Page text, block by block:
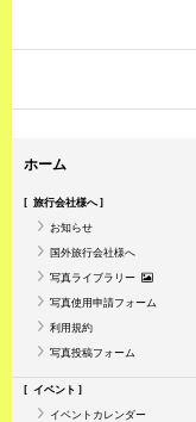
ホーム
旅行会社様へ
お知らせ
国外旅行会社様へ
写真ライブラリー
写真使用申請フォーム
利用規約
写真投稿フォーム
イベント
イベントカレンダー